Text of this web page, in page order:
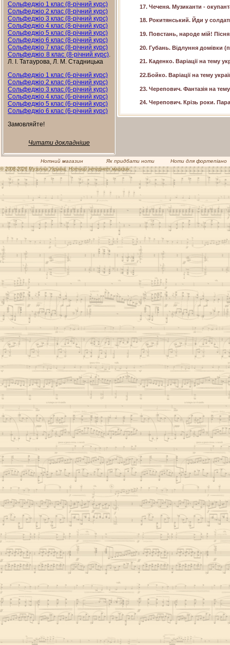
Сольфеджіо 1 клас (8-річний курс)
Сольфеджіо 2 клас (8-річний курс)
Сольфеджіо 3 клас (8-річний курс)
Сольфеджіо 4 клас (8-річний курс)
Сольфеджіо 5 клас (8-річний курс)
Сольфеджіо 6 клас (8-річний курс)
Сольфеджіо 7 клас (8-річний курс)
Сольфеджіо 8 клас (8-річний курс).
Л. І. Татаурова, Л. М. Стадницька
Сольфеджіо 1 клас (6-річний курс)
Сольфеджіо 2 клас (6-річний курс)
Сольфеджіо 3 клас (6-річний курс)
Сольфеджіо 4 клас (6-річний курс)
Сольфеджіо 5 клас (6-річний курс)
Сольфеджіо 6 клас (6-річний курс)
Замовляйте!
Читати докладніше
17. Чеченя. Музиканти -
18. Рокитянський. Йди у
19. Повстань, народе мій!
20. Губань. Відлуння домівки
21. Каденко. Варіації на тему
22.Бойко. Варіації на тему
23. Черепович. Фантазія на
24. Черепович. Крізь роки.
Нотний магазин Як придбати ноти Ноти для фортепіано
© 2008-2026 Музична Україна. Нотний інтернет магазин.